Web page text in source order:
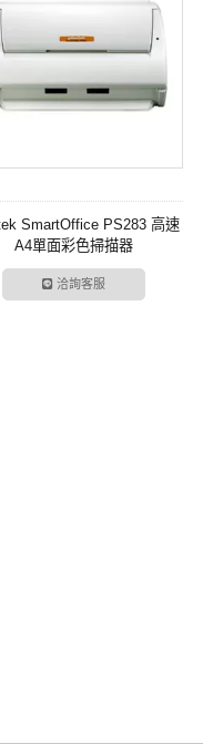
SmartOffice PS283 高速
A4單面彩色掃描器
洽詢客服